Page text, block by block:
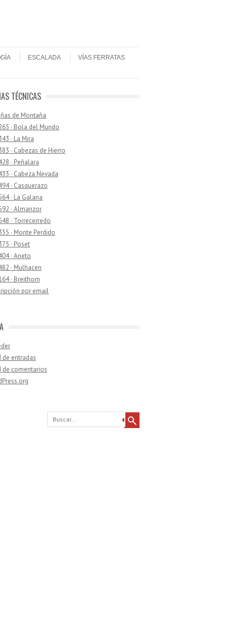
ESCALADA
VÍAS FERRATAS
TÉCNICAS
de Montaña
· Bola del Mundo
· La Mira
· Cabezas de Hierro
· Peñalara
· Cabeza Nevada
· Casquerazo
· La Galana
· Almanzor
· Torrecerredo
· Monte Perdido
· Poset
· Aneto
· Mulhacen
· Breithorn
por email
de entradas
de comentarios